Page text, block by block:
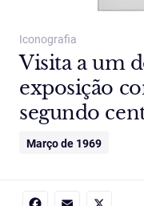
Iconografia
Visita a um
exposição
segundo
Março de 1969